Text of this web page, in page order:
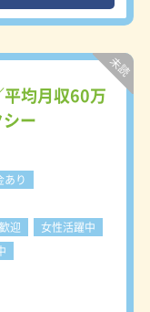
ます！ 21歳か
、立派なタクシ
います。タクシ
められ、そして
職業ですよ。
育制度☆】 日
た教育・研修
理などについ
。一生モノの
得すれば、あ
よ。 乗務員デ
ン乗務員（班
！ 日々の業
【乗務
均月収60万
ー
あり
迎
女性活躍中